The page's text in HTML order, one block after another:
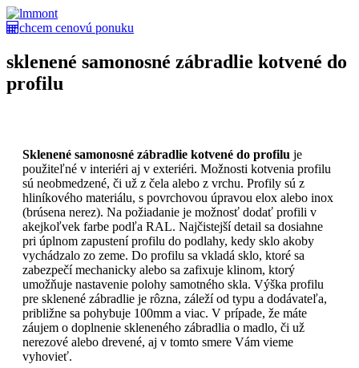
chcem cenovú ponuku
sklenené samonosné zábradlie kotvené do
profilu
Sklenené samonosné zábradlie kotvené do profilu je
použiteľné v interiéri aj v exteriéri. Možnosti kotvenia profilu
sú neobmedzené, či už z čela alebo z vrchu. Profily sú z
hliníkového materiálu, s povrchovou úpravou elox alebo inox
(brúsena nerez). Na požiadanie je možnosť dodať profili v
akejkoľvek farbe podľa RAL. Najčistejší detail sa dosiahne
pri úplnom zapustení profilu do podlahy, kedy sklo akoby
vychádzalo zo zeme. Do profilu sa vkladá sklo, ktoré sa
zabezpečí mechanicky alebo sa zafixuje klinom, ktorý
umožňuje nastavenie polohy samotného skla. Výška profilu
pre sklenené zábradlie je rôzna, záleží od typu a dodávateľa,
približne sa pohybuje 100mm a viac. V prípade, že máte
záujem o doplnenie skleneného zábradlia o madlo, či už
nerezové alebo drevené, aj v tomto smere Vám vieme
vyhovieť.